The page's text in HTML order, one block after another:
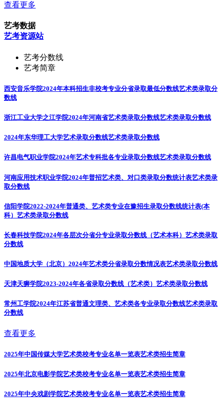
查看更多
艺考数据
艺考资源站
艺考分数线
艺考简章
西安音乐学院2024年本科招生非校考专业分省录取最低分数线艺术类录取分
数线
浙江工业大学之江学院2024年河南省艺术类录取分数线艺术类录取分数线
2024年东华理工大学艺术录取分数线艺术类录取分数线
许昌电气职业学院2024年艺术专科批各专业录取分数线艺术类录取分数线
河南应用技术职业学院2024年普招艺术类、对口类录取分数统计表艺术类录
取分数线
信阳学院2022-2024年普通类、艺术类专业在豫招生录取分数线统计表(本
科） 艺术类录取分数线
长春科技学院2024年各层次分省分专业录取分数线（艺术本科） 艺术类录取
分数线
中国地质大学（北京）2024年艺术类分省录取分数情况表艺术类录取分数线
天津天狮学院2023-2024年各省录取分数线（艺术类） 艺术类录取分数线
常州工学院2024年江苏省普通文理类、艺术类各专业录取分数线艺术类录取
分数线
查看更多
2025年中国传媒大学艺术类校考专业名单一览表艺术类招生简章
2025年北京电影学院艺术类校考专业名单一览表艺术类招生简章
2025年中央戏剧学院艺术类校考专业名单一览表艺术类招生简章